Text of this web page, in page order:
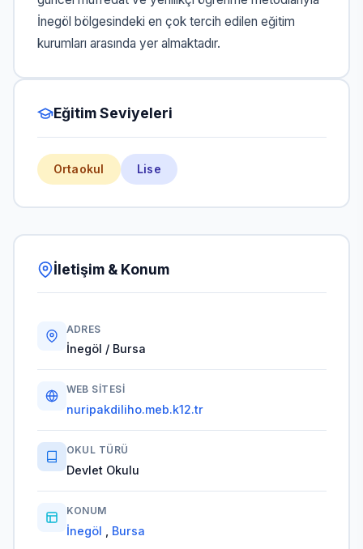
İnegöl bölgesindeki en çok tercih edilen eğitim
kurumları arasında yer almaktadır.
Eğitim Seviyeleri
Ortaokul Lise
İletişim & Konum
ADRES
İnegöl / Bursa
WEB SITESI
nuripakdiliho.meb.k12.tr
OKUL TÜRÜ
Devlet Okulu
KONUM
İnegöl Bursa